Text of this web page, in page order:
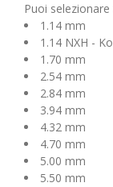
Puoi
1.14 mm
1.14 NXH -
1.70 mm
2.54 mm
2.84 mm
3.94 mm
4.32 mm
4.70 mm
5.00 mm
5.50 mm